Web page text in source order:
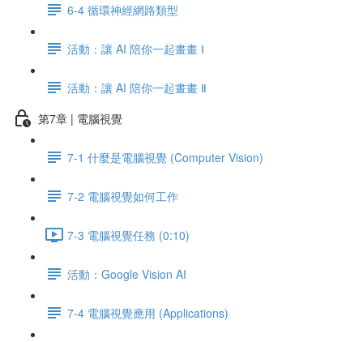
6-4 循環神經網路類型
活動：讓 AI 陪你一起畫畫 Ⅰ
活動：讓 AI 陪你一起畫畫 Ⅱ
第7章 | 電腦視覺
7-1 什麼是電腦視覺 (Computer Vision)
7-2 電腦視覺如何工作
7-3 電腦視覺任務 (0:10)
活動：Google Vision AI
7-4 電腦視覺應用 (Applications)